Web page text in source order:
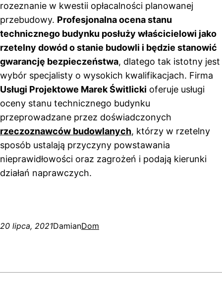
rozeznanie w kwestii opłacalności planowanej
przebudowy. Profesjonalna ocena stanu
technicznego budynku posłuży właścicielowi jako
rzetelny dowód o stanie budowli i będzie stanowić
gwarancję bezpieczeństwa, dlatego tak istotny jest
wybór specjalisty o wysokich kwalifikacjach. Firma
Usługi Projektowe Marek Świtlicki oferuje usługi
oceny stanu technicznego budynku
przeprowadzane przez doświadczonych
rzeczoznawców budowlanych, którzy w rzetelny
sposób ustalają przyczyny powstawania
nieprawidłowości oraz zagrożeń i podają kierunki
działań naprawczych.
20 lipca, 2021DamianDom